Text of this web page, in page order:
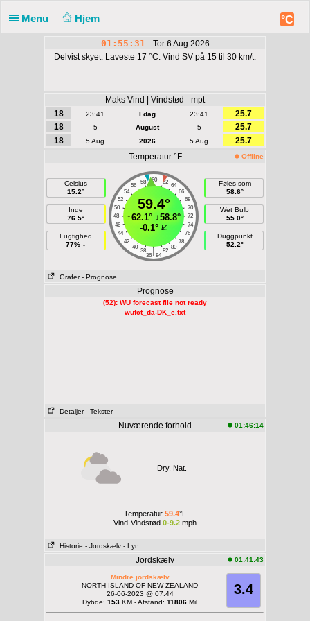
Menu Hjem °C
01:55:31
Tor 6 Aug 2026
Delvist skyet. Laveste 17 °C. Vind SV på 15 til 30 km/t.
Maks Vind | Vindstød - mpt
18
23:41 I dag 23:41
25.7
18
5 August 5
25.7
18
5 Aug 2026 5 Aug
25.7
Temperatur °F
Offline
Celsius
15.2°
Inde
76.5°
Fugtighed
77% ↓
60
58 62
56
64
54
66
52
68
50
70
48
72
46
74
44
76
42
78
40
80
38 82
|
36 84
59.4°
↑62.1° ↓58.8°
-0.1°
Føles som
58.6°
Wet Bulb
55.0°
Duggpunkt
52.2°
Grafer - Prognose
Prognose
(52): WU forecast file not ready
wufct_da-DK_e.txt
Detaljer - Tekster
Nuværende forhold 01:46:14
Dry. Nat.
Temperatur 59.4°F
Vind-Vindstød 0-9.2 mph
Historie - Jordskælv - Lyn
Jordskælv 01:41:43
3.4
Mindre jordskælv
NORTH ISLAND OF NEW ZEALAND
26-06-2023 @ 07:44
Dybde: 153 KM - Afstand: 11806 Mil